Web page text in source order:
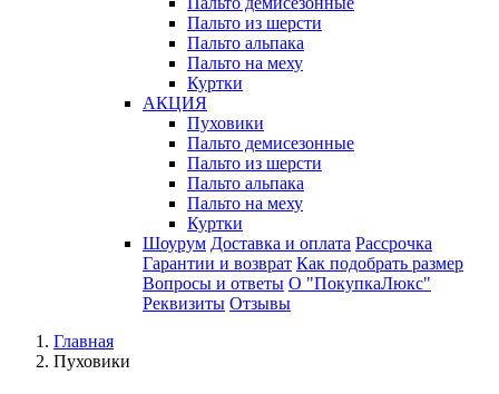
Пальто из шерсти
Пальто альпака
Пальто на меху
Куртки
АКЦИЯ
Пуховики
Пальто демисезонные
Пальто из шерсти
Пальто альпака
Пальто на меху
Куртки
Шоурум Доставка и оплата Рассрочка
Гарантии и возврат Как подобрать размер
Вопросы и ответы О "ПокупкаЛюкс"
Реквизиты Отзывы
Главная
Пуховики